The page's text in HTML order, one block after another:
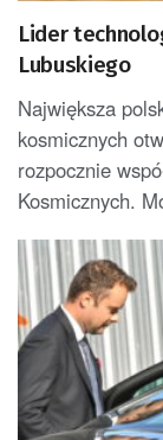
Lider
Lubuskiego
Największa
kosmicznych
rozpocznie
Kosmicznych.